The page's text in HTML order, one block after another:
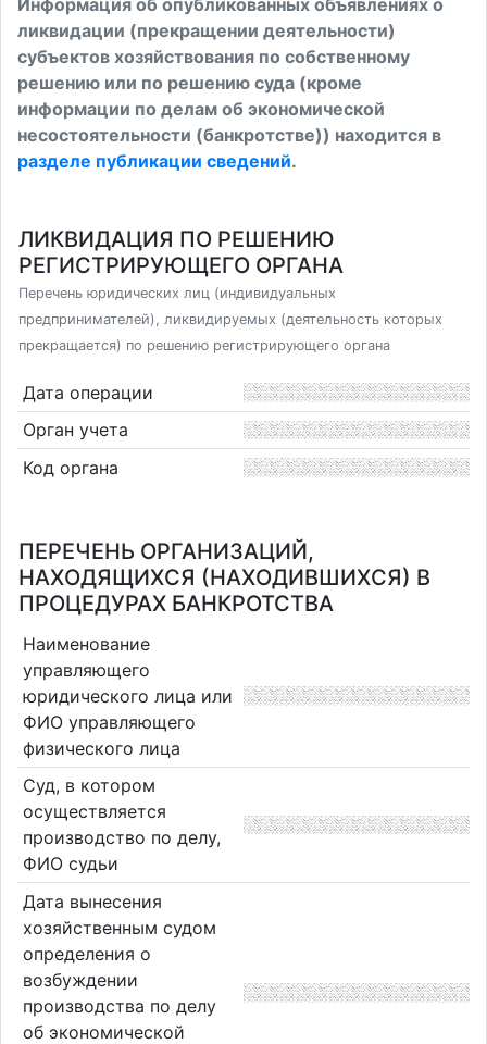
Информация об опубликованных объявлениях о
ликвидации (прекращении деятельности)
субъектов хозяйствования по собственному
решению или по решению суда (кроме
информации по делам об экономической
несостоятельности (банкротстве)) находится в
разделе публикации сведений.
ЛИКВИДАЦИЯ ПО РЕШЕНИЮ
РЕГИСТРИРУЮЩЕГО ОРГАНА
Перечень юридических лиц (индивидуальных
предпринимателей), ликвидируемых (деятельность которых
прекращается) по решению регистрирующего органа
Дата операции
Орган учета
Код органа
ПЕРЕЧЕНЬ ОРГАНИЗАЦИЙ,
НАХОДЯЩИХСЯ (НАХОДИВШИХСЯ) В
ПРОЦЕДУРАХ БАНКРОТСТВА
Наименование
управляющего
юридического лица или
ФИО управляющего
физического лица
Суд, в котором
осуществляется
производство по делу,
ФИО судьи
Дата вынесения
хозяйственным судом
определения о
возбуждении
производства по делу
об экономической